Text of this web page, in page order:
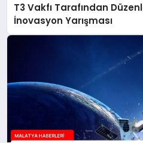
T3 Vakfı Tarafından
İnovasyon Yarışması